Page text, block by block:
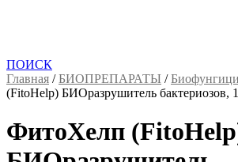
ПОИСК
Главная /БИОПРЕПАРАТЫ /
(FitoHelp) БИОразрушитель бактериозов,
ФитоХелп